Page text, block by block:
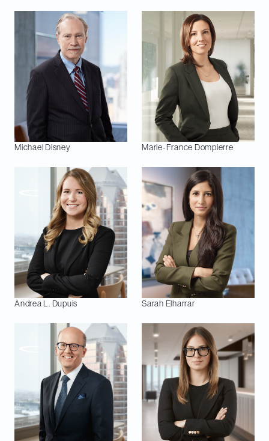
MichaelDisney Marie-France Dompierre
Andrea L. Dupuis Sarah Elharrar